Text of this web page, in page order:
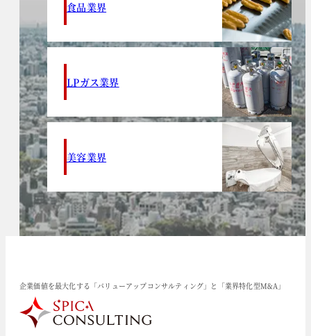
食品業界
LPガス業界
美容業界
企業価値を最大化する「バリューアップコンサルティング」と「業界特化型M&A」